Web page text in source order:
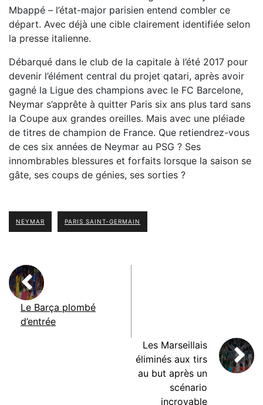
Mbappé – l’état-major parisien entend combler ce
départ. Avec déjà une cible clairement identifiée selon
la presse italienne.
Débarqué dans le club de la capitale à l’été 2017 pour
devenir l’élément central du projet qatari, après avoir
gagné la Ligue des champions avec le FC Barcelone,
Neymar s’apprête à quitter Paris six ans plus tard sans
la Coupe aux grandes oreilles. Mais avec une pléiade
de titres de champion de France. Que retiendrez-vous
de ces six années de Neymar au PSG ? Ses
innombrables blessures et forfaits lorsque la saison se
gâte, ses coups de génies, ses sorties ?
NEYMAR PARIS SAINT-GERMAIN
Le Barça plombé
d’entrée
Les Marseillais
éliminés aux tirs
au but après un
scénario
incroyable